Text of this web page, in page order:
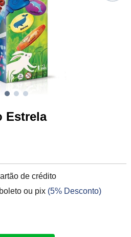
Estrela
de crédito
ou pix (5% Desconto)